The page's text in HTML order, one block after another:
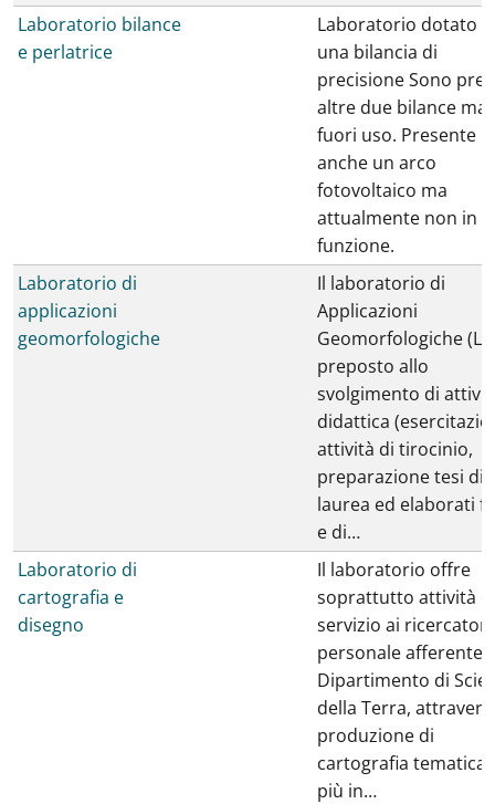
Laboratorio bilance
e perlatrice
Laboratorio dotato
una bilancia di
precisione Sono
altre due bilance ma
fuori uso. Presente
anche un arco
fotovoltaico ma
attualmente non in
funzione.
Laboratorio di
applicazioni
geomorfologiche
Il laboratorio di
Applicazioni
Geomorfologiche
preposto allo
svolgimento di
didattica
attività di tirocinio,
preparazione tesi di
laurea ed elaborati
e di…
Laboratorio di
cartografia e
disegno
Il laboratorio offre
soprattutto attività di
servizio ai ricercatori
personale afferente
Dipartimento di
della Terra,
produzione di
cartografia tematica
più in…